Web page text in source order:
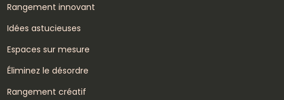
Rangement innovant
Idées astucieuses
Espaces sur mesure
Éliminez le désordre
Rangement créatif